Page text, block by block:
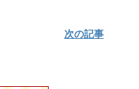
次の記事